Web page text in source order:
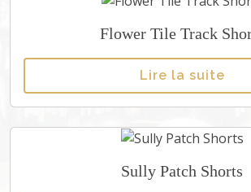
Flower Tile Track
Lire la suite
Sully Patch Shorts